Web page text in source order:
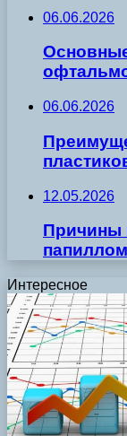
06.06.2026
06.06.2026
12.05.2026
Причины
Интересное